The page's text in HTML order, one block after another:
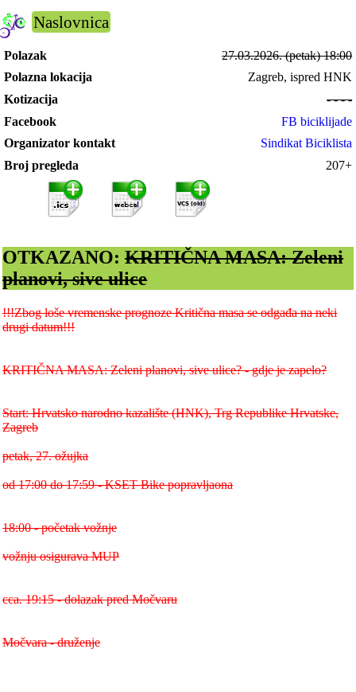
Naslovnica
Polazak 27.03.2026.(petak) 18:00
Polazna lokacija
Zagreb, ispred HNK
Kotizacija
- - - -
Facebook
FB biciklijade
Organizator kontakt
Sindikat Biciklista
Broj pregleda
207+
OTKAZANO:KRITIČNA MASA: Zeleni
planovi, sive ulice
!!!Zbog loše vremenske prognoze Kritična masa se odgađa na neki
drugi datum!!!
KRITIČNA MASA: Zeleni planovi, sive ulice? - gdje je zapelo?
Start: Hrvatsko narodno kazalište (HNK), Trg Republike Hrvatske,
Zagreb
petak, 27. ožujka
od 17:00 do 17:59 - KSET Bike popravljaona
18:00 - početak vožnje
vožnju osigurava MUP
cca. 19:15 - dolazak pred Močvaru
Močvara - druženje